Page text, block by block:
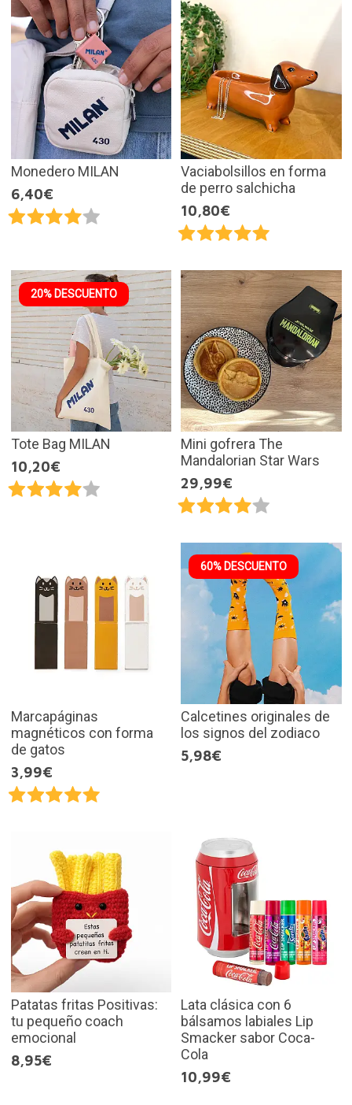
Monedero MILAN
6,40€
Vaciabolsillos en forma
de perro salchicha
10,80€
20% DESCUENTO
Tote Bag MILAN
10,20€
Mini gofrera The
Mandalorian Star Wars
29,99€
Marcapáginas
magnéticos con forma
de gatos
3,99€
60% DESCUENTO
Calcetines originales de
los signos del zodiaco
5,98€
Patatas fritas Positivas:
tu pequeño coach
emocional
8,95€
Lata clásica con 6
bálsamos labiales Lip
Smacker sabor Coca-
Cola
10,99€